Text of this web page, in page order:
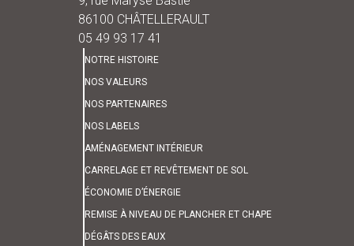
86100 CHÂTELLERAULT
05 49 93 17 41
NOTRE HISTOIRE
NOS VALEURS
NOS PARTENAIRES
NOS LABELS
AMÉNAGEMENT INTÉRIEUR
CARRELAGE ET REVÊTEMENT DE SOL
ÉCONOMIE D’ÉNERGIE
REMISE À NIVEAU DE PLANCHER ET CHAPE
DÉGÂTS DES EAUX